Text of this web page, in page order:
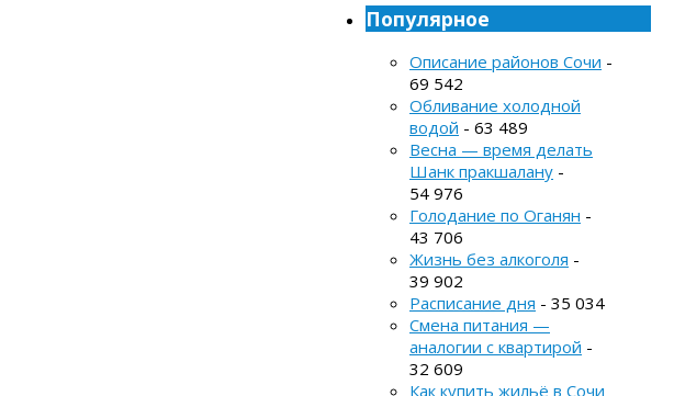
Популярное
Описание районов Сочи -
69 542
Обливание холодной
водой - 63 489
Весна — время делать
Шанк пракшалану -
54 976
Голодание по Оганян -
43 706
Жизнь без алкоголя -
39 902
Расписание дня - 35 034
Смена питания —
аналогии с квартирой -
32 609
Как купить жильё в Сочи